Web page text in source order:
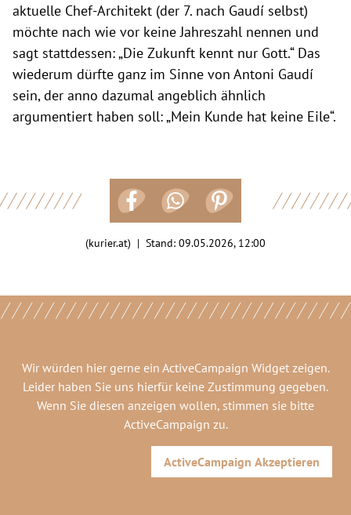
aktuelle Chef-Architekt (der 7. nach Gaudí selbst)
möchte nach wie vor keine Jahreszahl nennen und
sagt stattdessen: „Die Zukunft kennt nur Gott.“ Das
wiederum dürfte ganz im Sinne von Antoni Gaudí
sein, der anno dazumal angeblich ähnlich
argumentiert haben soll: „Mein Kunde hat keine Eile“.
(kurier.at) | Stand: 09.05.2026, 12:00
Wir würden hier gerne ein ActiveCampaign Widgetzeigen.
Leider haben Sie uns hierfür keine Zustimmung gegeben.
Wenn Sie diesen anzeigen wollen, stimmen sie bitte
ActiveCampaign zu.
ActiveCampaign Akzeptieren